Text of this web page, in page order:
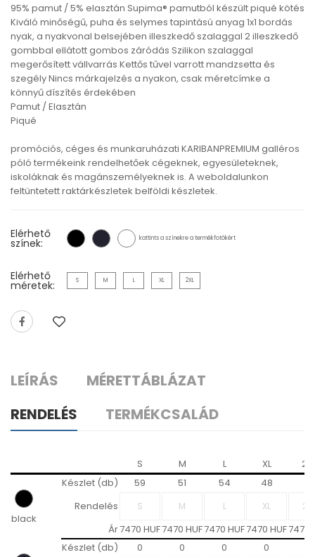
95% pamut / 5% elasztán Supima® pamutból készült piqué kötés
Kiváló minőségű, puha és selymes tapintású anyag 1x1 bordás
nyak, a nyakvonal belsejében illeszkedő szalaggal 2 illeszkedő
gombbal ellátott gombos záródás Szilikon szalaggal
megerősített vállvarrás Kettős tűvel varrott mandzsetta és
szegély Nincs márkajelzés a nyakon, csak méretcímke a
könnyű díszítés érdekében
Pamut / Elasztán
Piqué
promóciós, céges és munkaruházati KARIBANPREMIUM galléros
póló termékeink rendelhetőek cégeknek, egyesületeknek,
iskoláknak és magánszemélyeknek is. A weboldalunkon
feltüntetett raktárkészletek belföldi készletek.
Elérhető
színek: kattints a színekre a termékfotókért
Elérhető
méretek: S M L XL 2XL
LEÍRÁS
MÉRETTÁBLÁZAT
RENDELÉS
TERMÉKCSALÁD
S M L XL
black
Készlet (db) 59 51 54 48
Rendelés
Ár7470 HUF7470 HUF7470 HUF7470 HUF7470
Készlet (db) 0 0 0 0